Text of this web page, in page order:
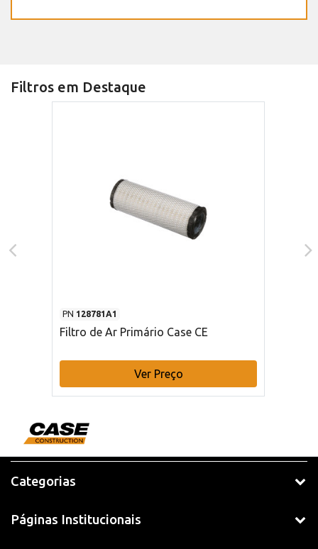
Filtros em Destaque
PN 128781A1
Filtro de Ar Primário Case CE
Ver Preço
Categorias
Páginas Institucionais